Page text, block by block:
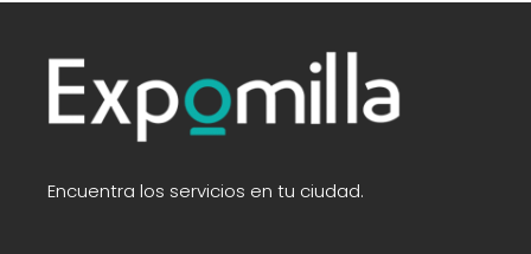
Encuentra los servicios en tu ciudad.